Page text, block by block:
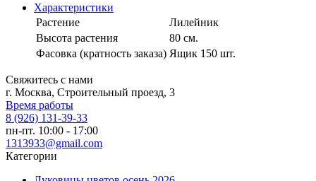
Характеристики
Растение
Лилейник
Высота растения
80 см.
Фасовка (кратность заказа) Ящик 150 шт.
Свяжитесь с нами
г. Москва, Строительный проезд, 3
Время работы
8 (926) 131-39-33
пн-пт. 10:00 - 17:00
1313933@gmail.com
Категории